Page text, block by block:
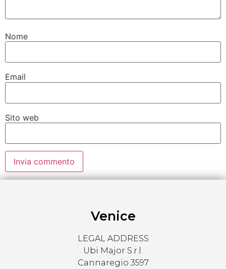
Nome
Email
Sito web
Venice
LEGAL ADDRESS
Ubi Major S.r.l.
Cannaregio 3597